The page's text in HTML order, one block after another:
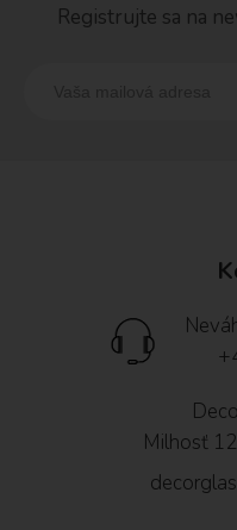
Registrujte sa na
Milhosť